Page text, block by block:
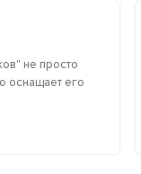
не просто
оснащает его